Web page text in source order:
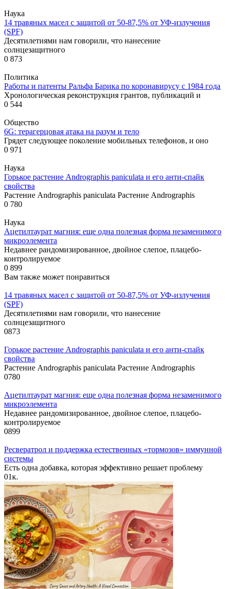
Наука
14 травяных масел с защитой от 50-87,5% от УФ-излучения
(SPF)
Десятилетиями нам говорили, что нанесение
солнцезащитного
0 873
Политика
Работы и патенты Ральфа Барика по коронавирусу с 1984 года
Хронологическая реконструкция грантов, публикаций и
0 544
Общество
6G: терагерцовая атака на разум и тело
Грядет следующее поколение мобильных телефонов, и оно
0 971
Наука
Горькое растение Andrographis paniculata и его анти-спайк
свойства
Растение Andrographis paniculata Растение Andrographis
0 780
Наука
Ацетилтаурат магния: еще одна полезная форма незаменимого
микроэлемента
Недавнее рандомизированное, двойное слепое, плацебо-
контролируемое
0 899
Вам также может понравиться
14 травяных масел с защитой от 50-87,5% от УФ-излучения
(SPF)
Десятилетиями нам говорили, что нанесение
солнцезащитного
0873
Горькое растение Andrographis paniculata и его анти-спайк
свойства
Растение Andrographis paniculata Растение Andrographis
0780
Ацетилтаурат магния: еще одна полезная форма незаменимого
микроэлемента
Недавнее рандомизированное, двойное слепое, плацебо-
контролируемое
0899
Ресвератрол и поддержка естественных «тормозов» иммунной
системы
Есть одна добавка, которая эффективно решает проблему
01к.